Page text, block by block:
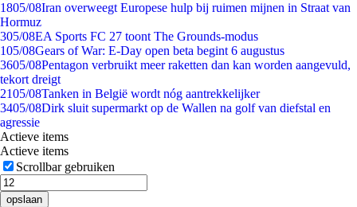
1805/08Iran overweegt Europese hulp bij ruimen mijnen in Straat van
Hormuz
305/08EA Sports FC 27 toont The Grounds-modus
105/08Gears of War: E-Day open beta begint 6 augustus
3605/08Pentagon verbruikt meer raketten dan kan worden aangevuld,
tekort dreigt
2105/08Tanken in België wordt nóg aantrekkelijker
3405/08Dirk sluit supermarkt op de Wallen na golf van diefstal en
agressie
Actieve items
Actieve items
Scrollbar gebruiken
opslaan